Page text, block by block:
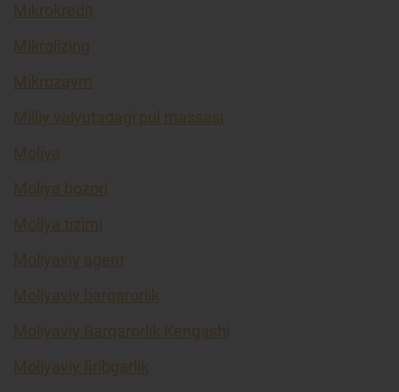
Mikrokredit
Mikrolizing
Mikrozaym
Milliy valyutadagi pul massasi
Moliya
Moliya bozori
Moliya tizimi
Moliyaviy agent
Moliyaviy barqarorlik
Moliyaviy Barqarorlik Kengashi
Moliyaviy firibgarlik